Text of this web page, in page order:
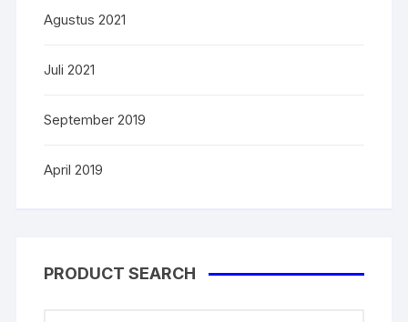
Agustus 2021
Juli 2021
September 2019
April 2019
PRODUCT SEARCH